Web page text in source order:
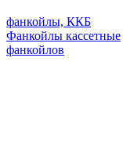
фанкойлы, ККБ
Фанкойлы кассетные
фанкойлов